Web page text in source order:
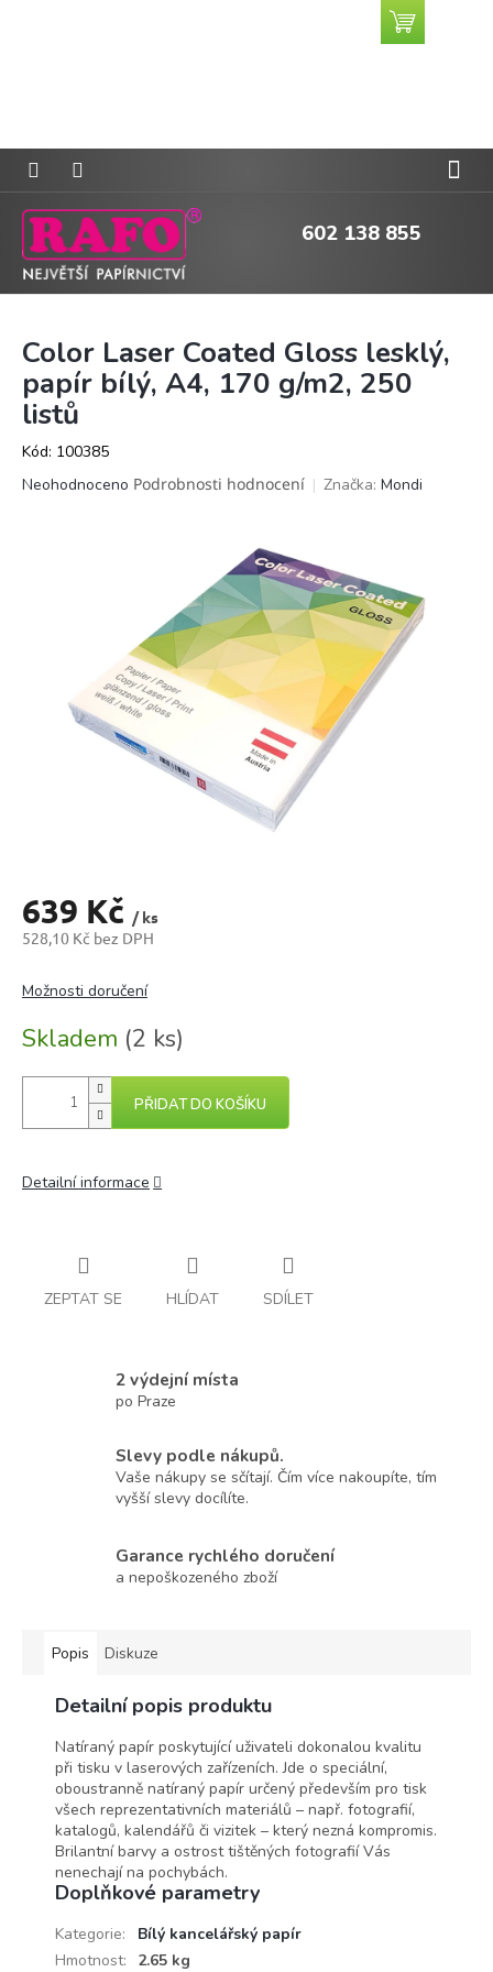
602 138 855
Nákupní
košík
Color Laser Coated Gloss lesklý,
papír bílý, A4, 170 g/m2, 250
listů
Kód: 100385
Průměrné
Neohodnoceno Podrobnosti hodnocení Značka: Mondi
639 Kč / ks
528,10 Kč bez DPH
cena:
Skladem (2 ks)
Možnosti doručení
PŘIDAT DO KOŠÍKU
Detailní informace
ZEPTAT SE HLÍDAT SDÍLET
2 výdejní místa
po Praze
Slevy podle nákupů.
Vaše nákupy se sčítají. Čím více nakoupíte, tím
vyšší slevy docílíte.
Garance rychlého doručení
a nepoškozeného zboží
Popis Diskuze
Detailní popis produktu
Natíraný papír poskytující uživateli dokonalou kvalitu
při tisku v laserových zařízeních. Jde o speciální,
oboustranně natíraný papír určený především pro tisk
všech reprezentativních materiálů – např. fotografií,
katalogů, kalendářů či vizitek – který nezná kompromis.
Brilantní barvy a ostrost tištěných fotografií Vás
nenechají na pochybách.
Doplňkové parametry
Kategorie:
Bílý kancelářský papír
Hmotnost: 2.65 kg